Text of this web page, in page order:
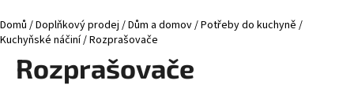
Domů /Doplňkový prodej /Dům a domov/Potřeby do kuchyně /
Kuchyňské náčiní/Rozprašovače
Rozprašovače
ř
e
b